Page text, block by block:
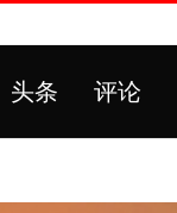
头条 评论